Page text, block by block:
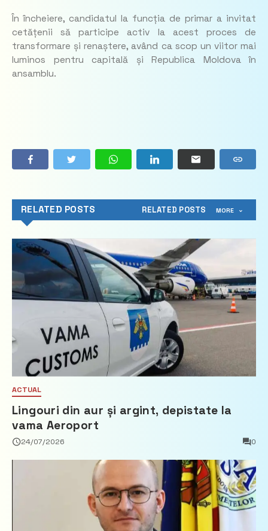
În încheiere, candidatul la funcția de primar a invitat
cetățenii să participe activ la acest proces de
transformare și renaștere, având ca scop un viitor mai
luminos pentru capitală și Republica Moldova în
ansamblu.
RELATED POSTS RELATED POSTS MORE
ACTUAL
Lingouri din aur și argint, depistate la
vama Aeroport
24/07/2026 0